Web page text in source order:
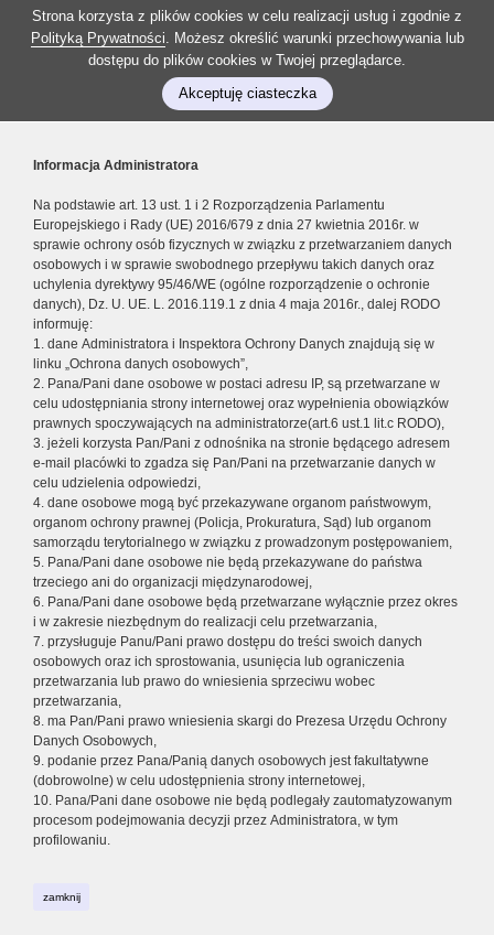
Strona korzysta z plików cookies w celu realizacji usług i zgodnie z
Polityką Prywatności. Możesz określić warunki przechowywania lub
dostępu do plików cookies w Twojej przeglądarce.
Akceptuję ciasteczka
Informacja Administratora
Na podstawie art. 13 ust. 1 i 2 Rozporządzenia Parlamentu
Europejskiego i Rady (UE) 2016/679 z dnia 27 kwietnia 2016r. w
sprawie ochrony osób fizycznych w związku z przetwarzaniem danych
osobowych i w sprawie swobodnego przepływu takich danych oraz
uchylenia dyrektywy 95/46/WE (ogólne rozporządzenie o ochronie
danych), Dz. U. UE. L. 2016.119.1 z dnia 4 maja 2016r., dalej RODO
informuję:
1. dane Administratora i Inspektora Ochrony Danych znajdują się w
linku „Ochrona danych osobowych”,
2. Pana/Pani dane osobowe w postaci adresu IP, są przetwarzane w
celu udostępniania strony internetowej oraz wypełnienia obowiązków
prawnych spoczywających na administratorze(art.6 ust.1 lit.c RODO),
3. jeżeli korzysta Pan/Pani z odnośnika na stronie będącego adresem
e-mail placówki to zgadza się Pan/Pani na przetwarzanie danych w
celu udzielenia odpowiedzi,
4. dane osobowe mogą być przekazywane organom państwowym,
organom ochrony prawnej (Policja, Prokuratura, Sąd) lub organom
samorządu terytorialnego w związku z prowadzonym postępowaniem,
5. Pana/Pani dane osobowe nie będą przekazywane do państwa
trzeciego ani do organizacji międzynarodowej,
6. Pana/Pani dane osobowe będą przetwarzane wyłącznie przez okres
i w zakresie niezbędnym do realizacji celu przetwarzania,
7. przysługuje Panu/Pani prawo dostępu do treści swoich danych
osobowych oraz ich sprostowania, usunięcia lub ograniczenia
przetwarzania lub prawo do wniesienia sprzeciwu wobec
przetwarzania,
8. ma Pan/Pani prawo wniesienia skargi do Prezesa Urzędu Ochrony
Danych Osobowych,
9. podanie przez Pana/Panią danych osobowych jest fakultatywne
(dobrowolne) w celu udostępnienia strony internetowej,
10. Pana/Pani dane osobowe nie będą podlegały zautomatyzowanym
procesom podejmowania decyzji przez Administratora, w tym
profilowaniu.
zamknij